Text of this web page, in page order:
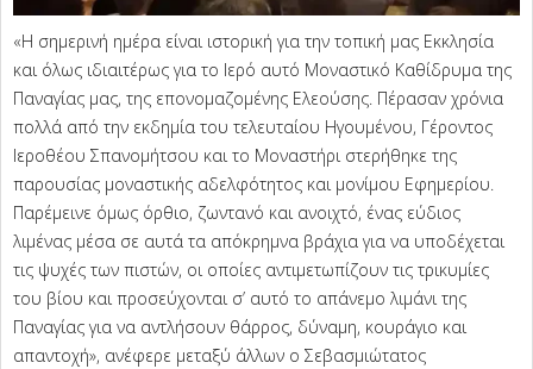
«Η σημερινή ημέρα είναι ιστορική για την τοπική μας Εκκλησία
και όλως ιδιαιτέρως για το Ιερό αυτό Μοναστικό Καθίδρυμα της
Παναγίας μας, της επονομαζομένης Ελεούσης. Πέρασαν χρόνια
πολλά από την εκδημία του τελευταίου Ηγουμένου, Γέροντος
Ιεροθέου Σπανομήτσου και το Μοναστήρι στερήθηκε της
παρουσίας μοναστικής αδελφότητος και μονίμου Εφημερίου.
Παρέμεινε όμως όρθιο, ζωντανό και ανοιχτό, ένας εύδιος
λιμένας μέσα σε αυτά τα απόκρημνα βράχια για να υποδέχεται
τις ψυχές των πιστών, οι οποίες αντιμετωπίζουν τις τρικυμίες
του βίου και προσεύχονται σ’ αυτό το απάνεμο λιμάνι της
Παναγίας για να αντλήσουν θάρρος, δύναμη, κουράγιο και
απαντοχή», ανέφερε μεταξύ άλλων ο Σεβασμιώτατος